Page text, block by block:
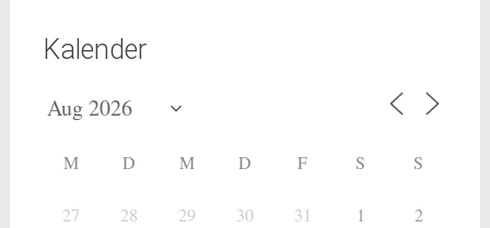
Kalender
M D M D F S S
27 28 29 30 31 1 2